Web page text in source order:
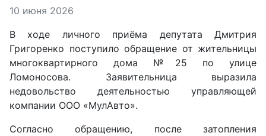
Информация о материале
10 июня 2026
В ходе личного приёма депутата Дмитрия
Григоренко поступило обращение от жительницы
многоквартирного дома №25 по улице
Ломоносова. Заявительница выразила
недовольство деятельностью управляющей
компании ООО «МулАвто».
Согласно обращению, после затопления